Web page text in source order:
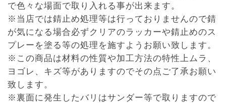
で色々な場面で取り入れる事が出来ます。
※当店では錆止め処理等は行っておりませんので錆
が気になる場合必ずクリアのラッカーや錆止めのス
プレーを塗る等の処理を施すようお願い致します。
※この商品は材料の性質や加工方法の特性上ムラ、
ヨゴレ、キズ等がありますのでその点ご了承お願い
致します。
※裏面に発生したバリはサンダー等で取りますので